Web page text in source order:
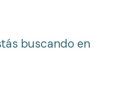
buscando en